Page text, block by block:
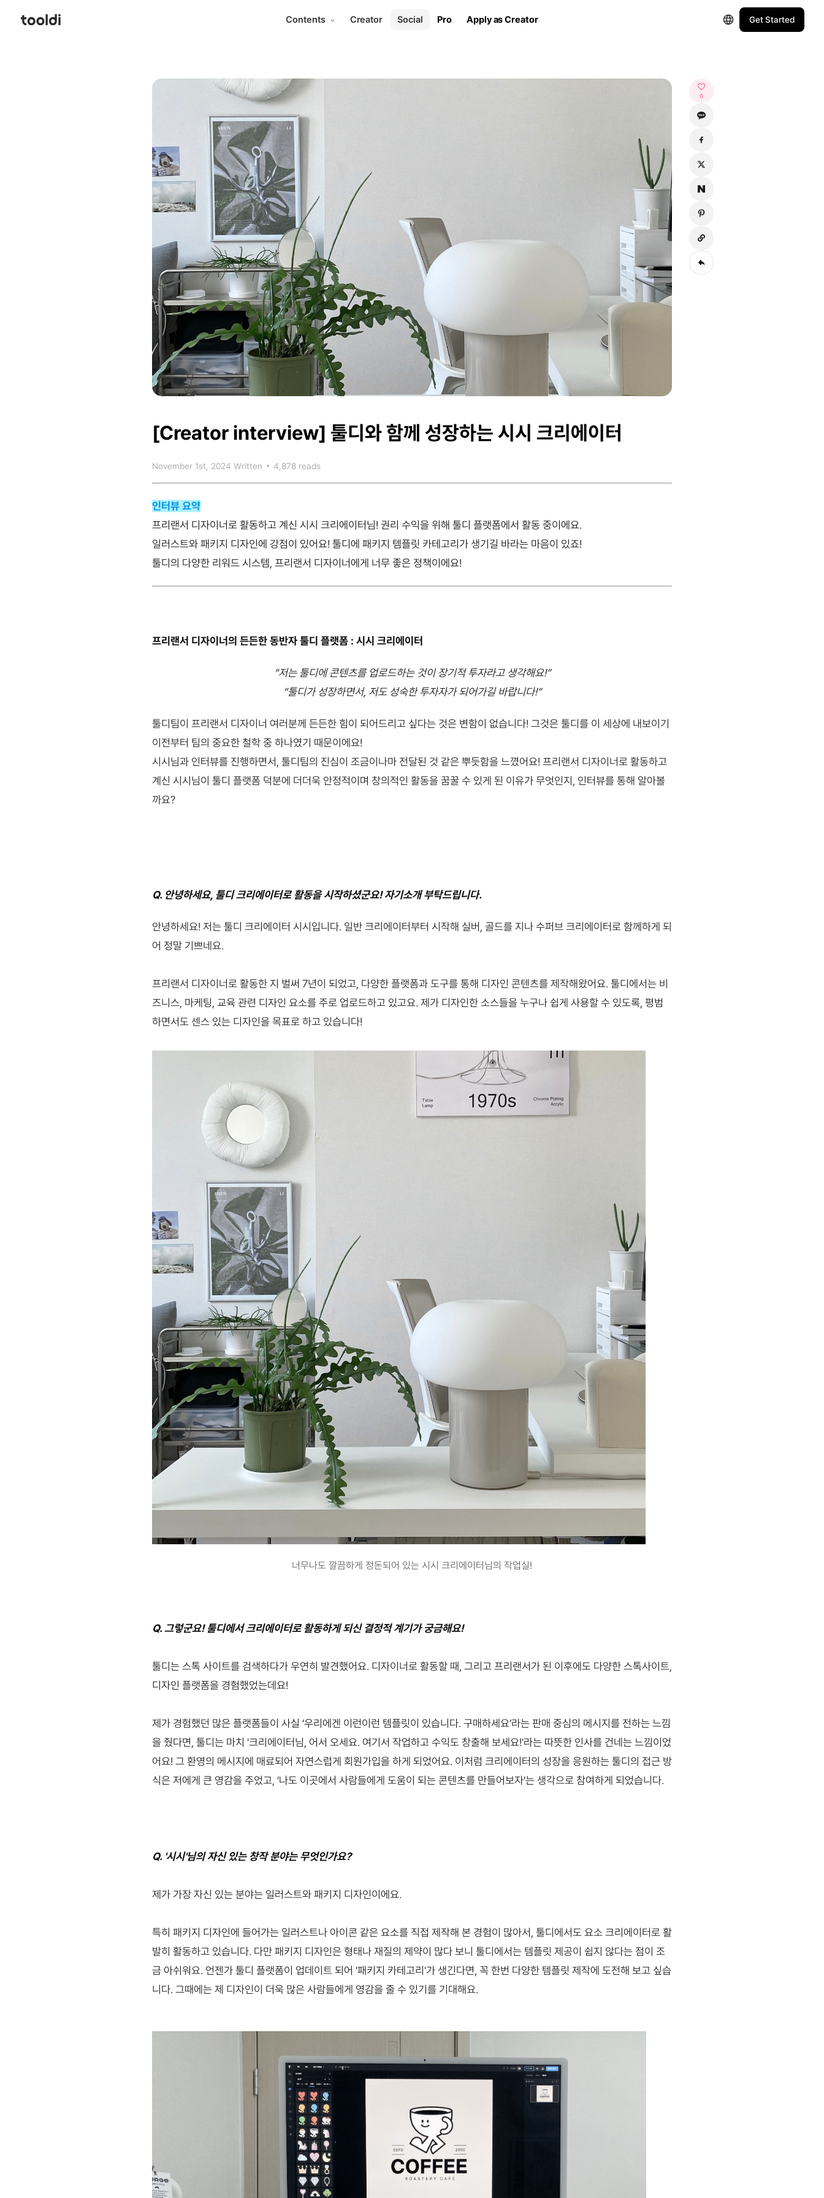
Contents Creator Social Pro Apply as Creator Get Started
[Creator interview] 툴디와 함께 성장하는 시시 크리에이터
November 1st, 2024 Written • 4,878 reads
인터뷰 요약
프리랜서 디자이너로 활동하고 계신 시시 크리에이터님! 권리 수익을 위해 툴디 플랫폼에서 활동 중이에요.
일러스트와 패키지 디자인에 강점이 있어요! 툴디에 패키지 템플릿 카테고리가 생기길 바라는 마음이 있죠!
툴디의 다양한 리워드 시스템, 프리랜서 디자이너에게 너무 좋은 정책이에요!
프리랜서 디자이너의 든든한 동반자 툴디 플랫폼 : 시시 크리에이터
“저는 툴디에 콘텐츠를 업로드하는 것이 장기적 투자라고 생각해요!”
“툴디가 성장하면서, 저도 성숙한 투자자가 되어가길 바랍니다!”
툴디팀이 프리랜서 디자이너 여러분께 든든한 힘이 되어드리고 싶다는 것은 변함이 없습니다! 그것은 툴디를 이 세상에 내보이기
이전부터 팀의 중요한 철학 중 하나였기 때문이에요!
시시님과 인터뷰를 진행하면서, 툴디팀의 진심이 조금이나마 전달된 것 같은 뿌듯함을 느꼈어요! 프리랜서 디자이너로 활동하고
계신 시시님이 툴디 플랫폼 덕분에 더더욱 안정적이며 창의적인 활동을 꿈꿀 수 있게 된 이유가 무엇인지, 인터뷰를 통해 알아볼
까요?
Q. 안녕하세요, 툴디 크리에이터로 활동을 시작하셨군요! 자기소개 부탁드립니다.
안녕하세요! 저는 툴디 크리에이터 시시입니다. 일반 크리에이터부터 시작해 실버, 골드를 지나 수퍼브 크리에이터로 함께하게 되
어 정말 기쁘네요.
프리랜서 디자이너로 활동한 지 벌써 7년이 되었고, 다양한 플랫폼과 도구를 통해 디자인 콘텐츠를 제작해왔어요. 툴디에서는 비
즈니스, 마케팅, 교육 관련 디자인 요소를 주로 업로드하고 있고요. 제가 디자인한 소스들을 누구나 쉽게 사용할 수 있도록, 평범
하면서도 센스 있는 디자인을 목표로 하고 있습니다!
너무나도 깔끔하게 정돈되어 있는 시시 크리에이터님의 작업실!
Q. 그렇군요! 툴디에서 크리에이터로 활동하게 되신 결정적 계기가 궁금해요!
툴디는 스톡 사이트를 검색하다가 우연히 발견했어요. 디자이너로 활동할 때, 그리고 프리랜서가 된 이후에도 다양한 스톡사이트,
디자인 플랫폼을 경험했었는데요!
제가 경험했던 많은 플랫폼들이 사실 ‘우리에겐 이런이런 템플릿이 있습니다. 구매하세요’라는 판매 중심의 메시지를 전하는 느낌
을 줬다면, 툴디는 마치 '크리에이터님, 어서 오세요. 여기서 작업하고 수익도 창출해 보세요!'라는 따뜻한 인사를 건네는 느낌이었
어요! 그 환영의 메시지에 매료되어 자연스럽게 회원가입을 하게 되었어요. 이처럼 크리에이터의 성장을 응원하는 툴디의 접근 방
식은 저에게 큰 영감을 주었고, ‘나도 이곳에서 사람들에게 도움이 되는 콘텐츠를 만들어보자’는 생각으로 참여하게 되었습니다.
Q. '시시'님의 자신 있는 창작 분야는 무엇인가요?
제가 가장 자신 있는 분야는 일러스트와 패키지 디자인이에요.
특히 패키지 디자인에 들어가는 일러스트나 아이콘 같은 요소를 직접 제작해 본 경험이 많아서, 툴디에서도 요소 크리에이터로 활
발히 활동하고 있습니다. 다만 패키지 디자인은 형태나 재질의 제약이 많다 보니 툴디에서는 템플릿 제공이 쉽지 않다는 점이 조
금 아쉬워요. 언젠가 툴디 플랫폼이 업데이트 되어 '패키지 카테고리'가 생긴다면, 꼭 한번 다양한 템플릿 제작에 도전해 보고 싶습
니다. 그때에는 제 디자인이 더욱 많은 사람들에게 영감을 줄 수 있기를 기대해요.
6